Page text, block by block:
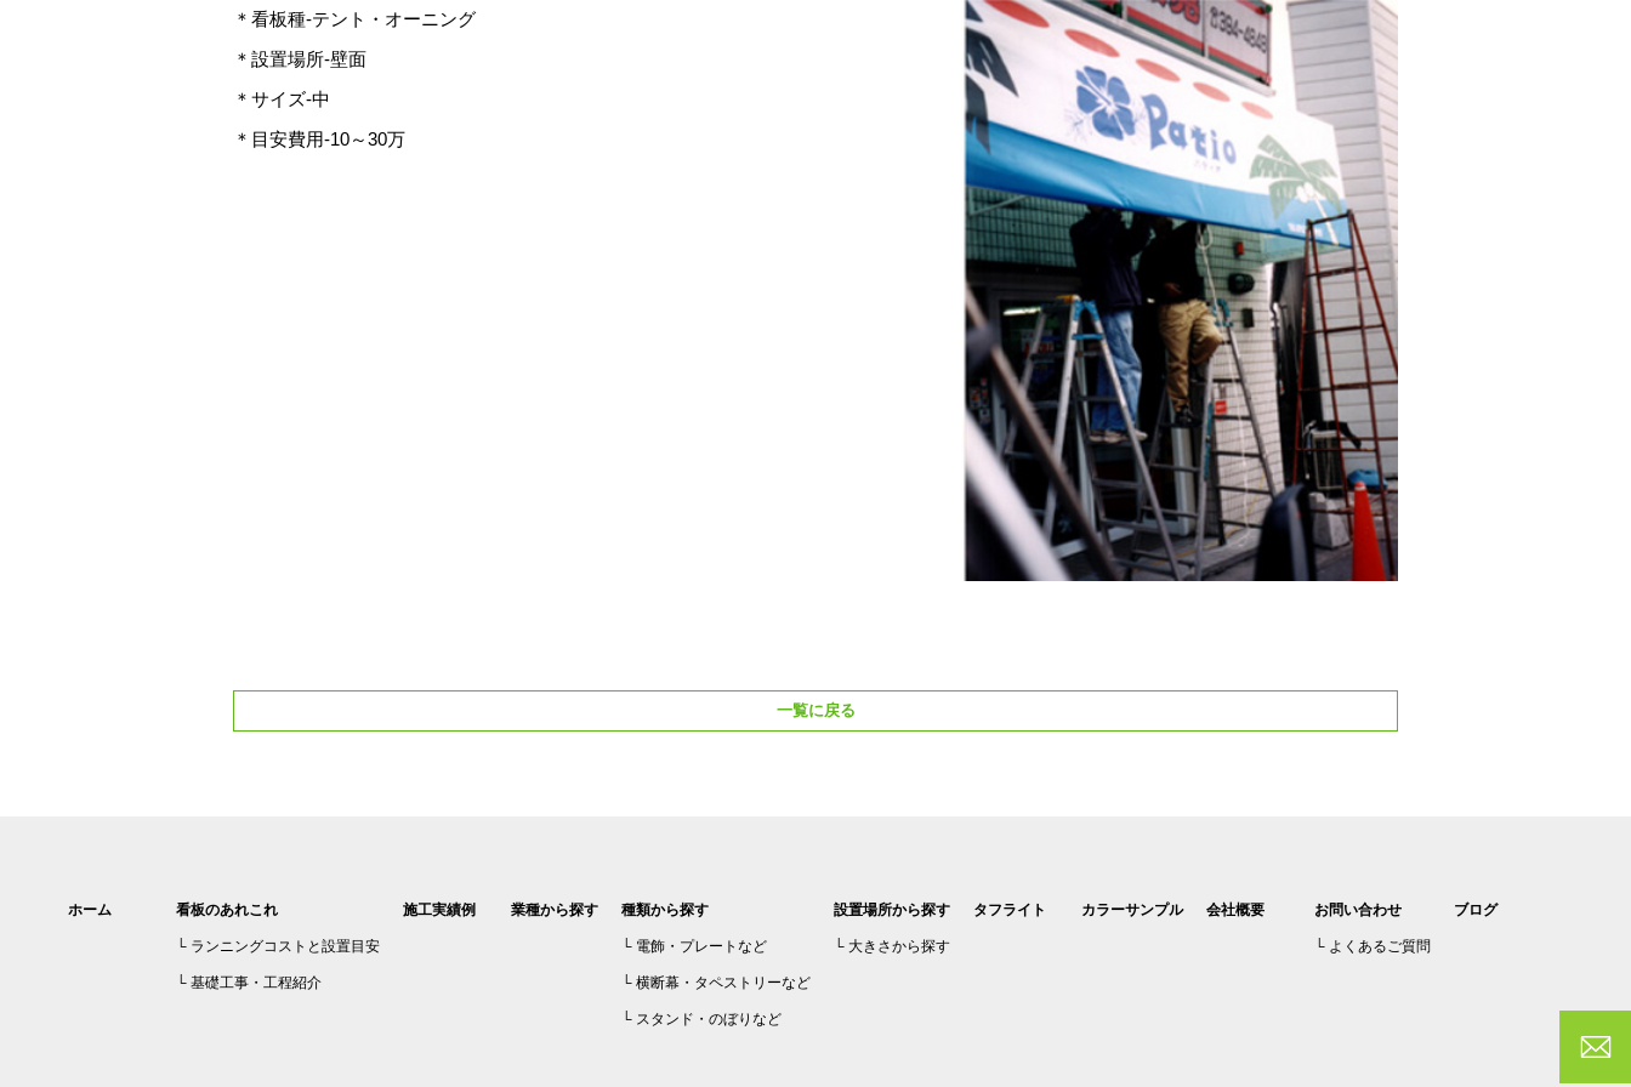
＊看板種-テント・オーニング
＊設置場所-壁面
＊サイズ-中
＊目安費用-10～30万
一覧に戻る
ホーム 看板のあれこれ
ランニングコストと設置目安
基礎工事・工程紹介
施工実績例 業種から探す 種類から探す
電飾・プレートなど
横断幕・タペストリーなど
スタンド・のぼりなど
設置場所から探す
大きさから探す
タフライト カラーサンプル 会社概要 お問い合わせ
よくあるご質問
ブログ